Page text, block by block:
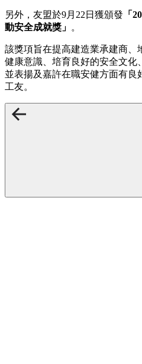
另外，友盟於9月22日獲頒發 「
動安全成就獎 」 。
該獎項旨在提高建造業承建商、
健康意識、培育良好的安全文化
並表揚及嘉許在職安健方面有良
工友。